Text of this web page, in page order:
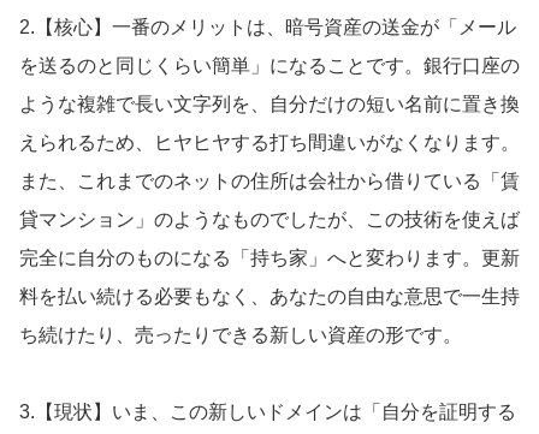
2.【核心】一番のメリットは、暗号資産の送金が「メール
を送るのと同じくらい簡単」になることです。銀行口座の
ような複雑で長い文字列を、自分だけの短い名前に置き換
えられるため、ヒヤヒヤする打ち間違いがなくなります。
また、これまでのネットの住所は会社から借りている「賃
貸マンション」のようなものでしたが、この技術を使えば
完全に自分のものになる「持ち家」へと変わります。更新
料を払い続ける必要もなく、あなたの自由な意思で一生持
ち続けたり、売ったりできる新しい資産の形です。
3.【現状】いま、この新しいドメインは「自分を証明する